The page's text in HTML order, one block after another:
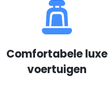
Comfortabele luxe
voertuigen